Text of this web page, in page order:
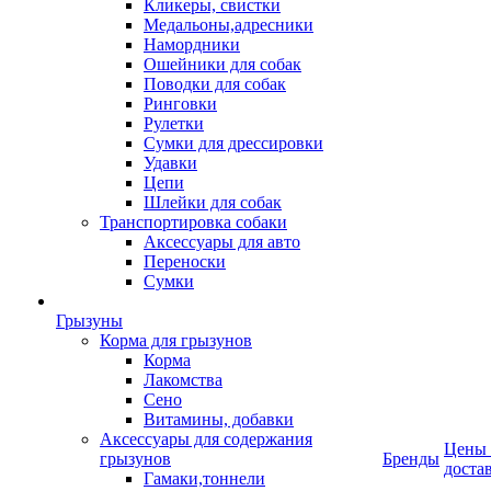
Кликеры, свистки
Медальоны,адресники
Намордники
Ошейники для собак
Поводки для собак
Ринговки
Рулетки
Сумки для дрессировки
Удавки
Цепи
Шлейки для собак
Транспортировка собаки
Аксессуары для авто
Переноски
Сумки
Грызуны
Корма для грызунов
Корма
Лакомства
Сено
Витамины, добавки
Аксессуары для содержания
грызунов
Гамаки,тоннели
Бренды
Цены